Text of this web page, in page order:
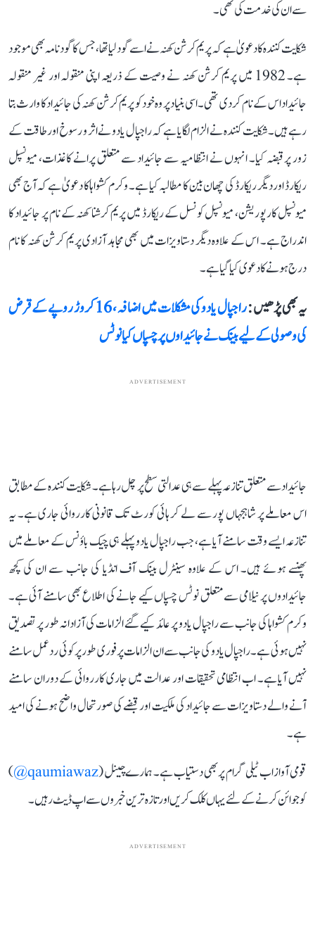
سے ان کی خدمت کی تھی۔
شکایت کنندہ کا دعویٰ ہے کہ پریم کرشن کھنہ نے اسے گود لیا تھا، جس کا گود نامہ بھی موجود
ہے۔ 1982 میں پریم کرشن کھنہ نے وصیت کے ذریعہ اپنی منقولہ اور غیر منقولہ
جائیداد اس کے نام کر دی تھی۔ اسی بنیاد پر وہ خود کو پریم کرشن کھنہ کی جائیداد کا وارث بتا
رہے ہیں۔ شکایت کنندہ نے الزام لگایا ہے کہ راجپال یادو نے اثر و رسوخ اور طاقت کے
زور پر قبضہ کیا۔ انہوں نے انتظامیہ سے جائیداد سے متعلق پرانے کاغذات، میونسپل
ریکارڈ اور دیگر ریکارڈ کی چھان بین کا مطالبہ کیا ہے۔ وکرم کشواہا کا دعویٰ ہے کہ آج بھی
میونسپل کارپوریشن، میونسپل کونسل کے ریکارڈ میں پریم کرشنا کھنہ کے نام پر جائیداد کا
اندراج ہے۔ اس کے علاوہ دیگر دستاویزات میں بھی مجاہد آزادی پریم کرشن کھنہ کا نام
درج ہونے کا دعوی کیا گیا ہے۔
یہ بھی پڑھیں :
راجپال یادو کی مشکلات میں اضافہ، 16 کروڑ روپے کے قرض
کی وصولی کے لیے بینک نے جائیداوں پر چسپاں کیا نوٹس
ADVERTISEMENT
جائیداد سے متعلق تنازعہ پہلے سے ہی عدالتی سطح پر چل رہا ہے۔ شکایت کنندہ کے مطابق
اس معاملے پر شاہجہاں پور سے لے کر ہائی کورٹ تک قانونی کارروائی جاری ہے۔ یہ
تنازعہ ایسے وقت سامنے آیا ہے، جب راجپال یادو پہلے ہی چیک باؤنس کے معاملے میں
پھنسے ہوئے ہیں۔ اس کے علاوہ سینٹرل بینک آف انڈیا کی جانب سے ان کی کچھ
جائیدادوں پر نیلامی سے متعلق نوٹس چسپاں کیے جانے کی اطلاع بھی سامنے آئی ہے۔
وکرم کشواہا کی جانب سے راجپال یادو پر عائد کیے گئے الزامات کی آزادانہ طور پر تصدیق
نہیں ہوئی ہے۔ راجپال یادو کی جانب سے ان الزامات پر فوری طور پر کوئی ردعمل سامنے
نہیں آیا ہے۔ اب انتظامی تحقیقات اور عدالت میں جاری کارروائی کے دوران سامنے
آنے والے دستاویزات سے جائیداد کی ملکیت اور قبضے کی صورتحال واضح ہونے کی امید
ہے۔
قومی آواز اب ٹیلی گرام پر بھی دستیاب ہے۔ ہمارے چینل (qaumiawaz@
)
کو جوائن کرنے کے لئے یہاں کلک کریں اور تازہ ترین خبروں سے اپ ڈیٹ رہیں۔
ADVERTISEMENT